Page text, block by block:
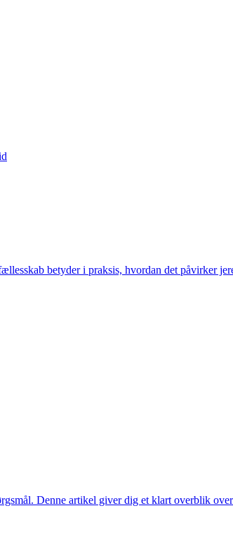
betyder i praksis, hvordan det påvirker
Denne artikel giver dig et klart overblik